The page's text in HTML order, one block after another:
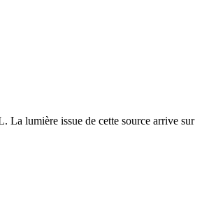
La lumière issue de cette source arrive sur